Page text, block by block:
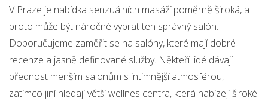
V Praze je nabídka senzuálních masáží poměrně široká, a
proto může být náročné vybrat ten správný salón.
Doporučujeme zaměřit se na salóny, které mají dobré
recenze a jasně definované služby. Někteří lidé dávají
přednost menším salonům s intimnější atmosférou,
zatímco jiní hledají větší wellnes centra, která nabízejí široké